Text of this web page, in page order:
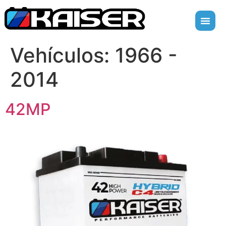
Vehículos: 1966 -
2014
42MP